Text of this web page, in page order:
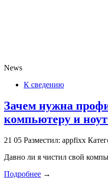
News
К сведению
Зачем нужна
компьютеру и
21 05 Разместил: appfixx
Давно ли я чистил свой
Подробнее →